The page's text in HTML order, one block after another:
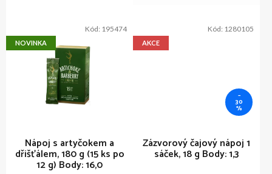
NOVINKA
Nápoj s artyčokem a
dřišťálem, 180 g (15 ks po
12 g) Body: 16,0
Kód: 195474
AKCE
–
30
%
Zázvorový čajový nápoj 1
sáček, 18 g Body: 1,3
Kód: 1280105